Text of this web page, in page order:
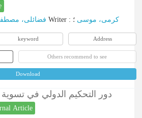
فضائلی، Writer : کرمی، موسی ؛
keyword Address
Others recommend to see
Download
دور التحكيم الدولي في تسوية
Article